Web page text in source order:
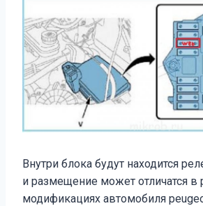
Внутри блока будут находится
и размещение может отличатся в
модификациях автомобиля